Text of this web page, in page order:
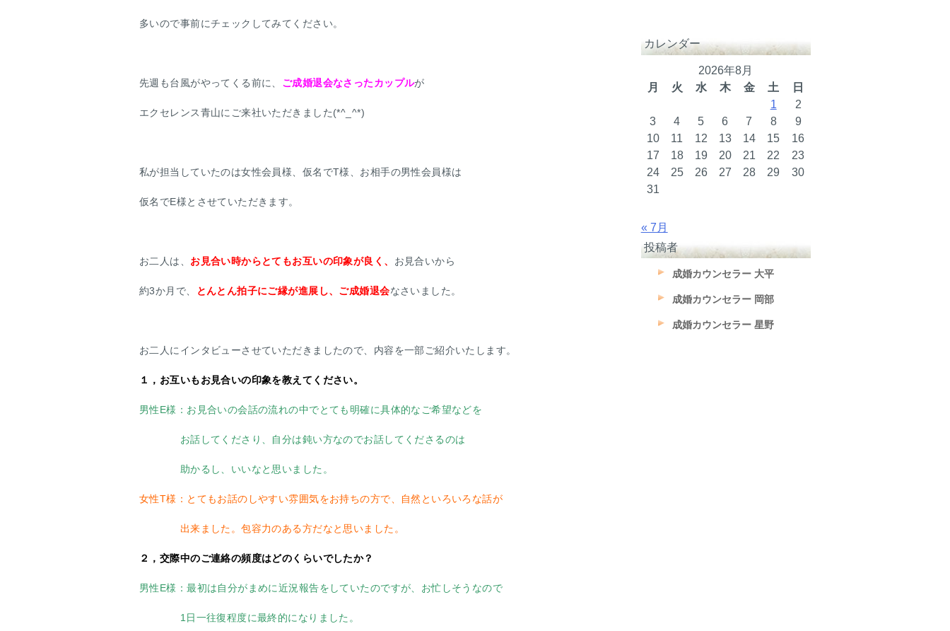
多いので事前にチェックしてみてください。
先週も台風がやってくる前に、 ご成婚退会なさったカップルが
エクセレンス青山にご来社いただきました(*^_^*)
私が担当していたのは女性会員様、仮名でT様、お相手の男性会員様は
仮名でE様とさせていただきます。
お二人は、 お見合い時からとてもお互いの印象が良く、 お見合いから
約3か月で、 とんとん拍子にご縁が進展し、ご成婚退会なさいました。
お二人にインタビューさせていただきましたので、内容を一部ご紹介いたします。
１，お互いもお見合いの印象を教えてください。
男性E様：お見合いの会話の流れの中でとても明確に具体的なご希望などを
お話してくださり、自分は鈍い方なのでお話してくださるのは
助かるし、いいなと思いました。
女性T様：とてもお話のしやすい雰囲気をお持ちの方で、自然といろいろな話が
出来ました。包容力のある方だなと思いました。
２，交際中のご連絡の頻度はどのくらいでしたか？
男性E様：最初は自分がまめに近況報告をしていたのですが、お忙しそうなので
1日一往復程度に最終的になりました。
カレンダー
2026年8月
月
火 水 木 金 土
日
1
2
3
4 5 6 7 8
9
10
11 12 13 14 15
16
17
18 19 20 21 22
23
24
25 26 27 28 29
30
31
« 7月
投稿者
成婚カウンセラー 大平
成婚カウンセラー 岡部
成婚カウンセラー 星野